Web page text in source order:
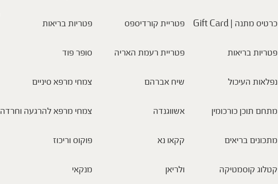
כרטיס מתנה | Gift Card
פטריות בריאות
נפלאות העיכול
מתחם תוכן כורכומין
מתכונים בריאים
קטלוג קוסמטיקה
פטריית קורדיספס
פטריית רעמת האריה
שיח אברהם
אשווגנדה
קקאו נא
ולריאן
פטריות בריאות
סופר פוד
צמחי מרפא סיניים
צמחי מרפא להרגעה וחרדה
פוקוס וריכוז
מנקאי